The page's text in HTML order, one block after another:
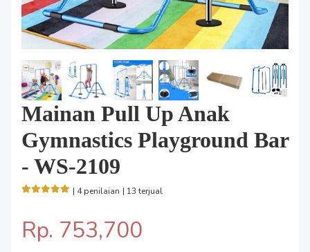
Mainan Pull Up Anak
Gymnastics Playground Bar
- WS-2109
| 4 penilaian | 13 terjual
Rp. 753,700